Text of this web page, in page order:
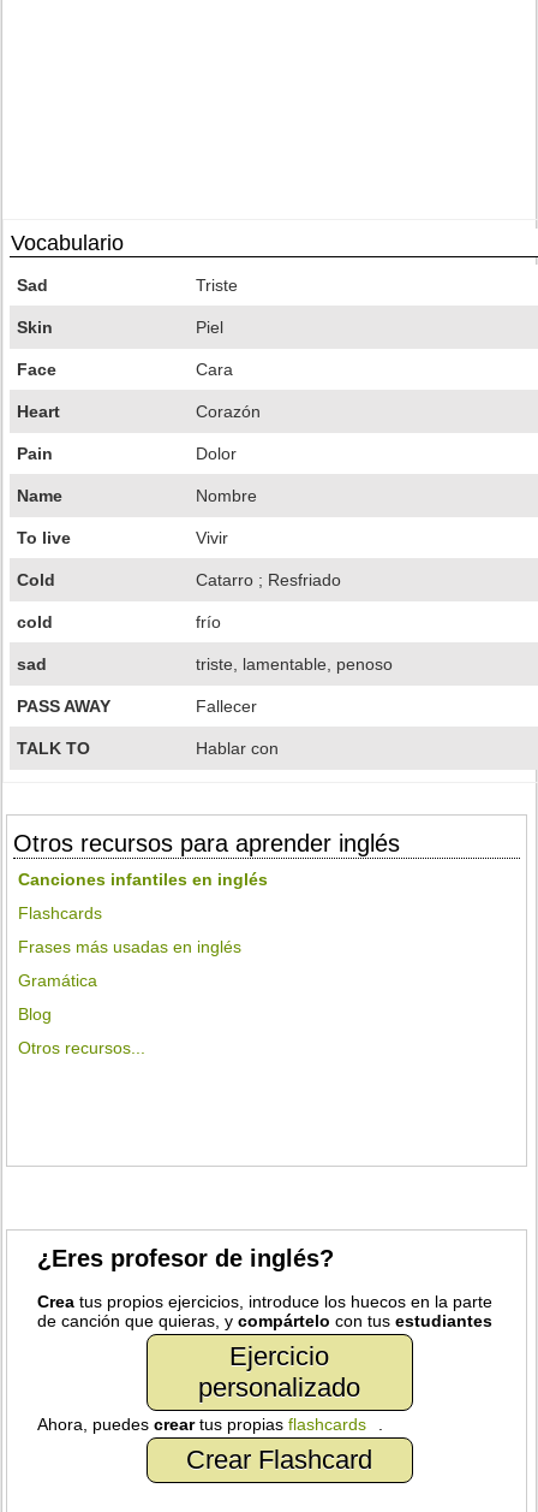
Vocabulario
Sad Triste
Skin Piel
Face Cara
Heart Corazón
Pain Dolor
Name Nombre
To live Vivir
Cold Catarro ; Resfriado
cold frío
sad triste, lamentable, penoso
PASS AWAY Fallecer
TALK TO Hablar con
Otros recursos para aprender inglés
Canciones infantiles en inglés
Flashcards
Frases más usadas en inglés
Gramática
Blog
Otros recursos...
¿Eres profesor de inglés?
Crea tus propios ejercicios, introduce los huecos en la parte
de canción que quieras, ycompártelo con tusestudiantes
Ejercicio
personalizado
Ahora, puedescreartus propiasflashcards
Crear Flashcard